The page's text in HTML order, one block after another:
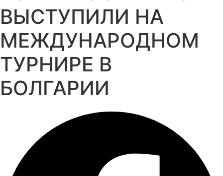
ВЫСТУПИЛИ НА
МЕЖДУНАРОДНОМ
ТУРНИРЕ В
БОЛГАРИИ